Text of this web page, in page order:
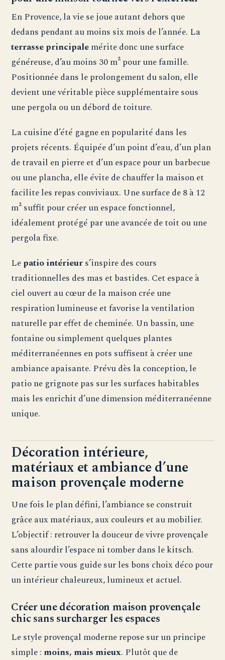
En Provence, la vie se joue autant dehors que
dedans pendant au moins six mois de l’année. La
terrasse principalemérite donc une surface
généreuse, d’au moins 30 m² pour une famille.
Positionnée dans le prolongement du salon, elle
devient une véritable pièce supplémentaire sous
une pergola ou un débord de toiture.
La cuisine d’été gagne en popularité dans les
projets récents. Équipée d’un point d’eau, d’un plan
de travail en pierre et d’un espace pour un barbecue
ou une plancha, elle évite de chauffer la maison et
facilite les repas conviviaux. Une surface de 8 à 12
m² suffit pour créer un espace fonctionnel,
idéalement protégé par une avancée de toit ou une
pergola fixe.
Lepatio intérieurs’inspire des cours
traditionnelles des mas et bastides. Cet espace à
ciel ouvert au cœur de la maison crée une
respiration lumineuse et favorise la ventilation
naturelle par effet de cheminée. Un bassin, une
fontaine ou simplement quelques plantes
méditerranéennes en pots suffisent à créer une
ambiance apaisante. Prévu dès la conception, le
patio ne grignote pas sur les surfaces habitables
mais les enrichit d’une dimension méditerranéenne
unique.
Décoration intérieure,
matériaux et ambiance d’une
maison provençale moderne
Une fois le plan défini, l’ambiance se construit
grâce aux matériaux, aux couleurs et au mobilier.
L’objectif : retrouver la douceur de vivre provençale
sans alourdir l’espace ni tomber dans le kitsch.
Cette partie vous guide sur les bons choix déco pour
un intérieur chaleureux, lumineux et actuel.
Créer une décoration maison provençale
chic sans surcharger les espaces
Le style provençal moderne repose sur un principe
simple : moins, mais mieux. Plutôt que de